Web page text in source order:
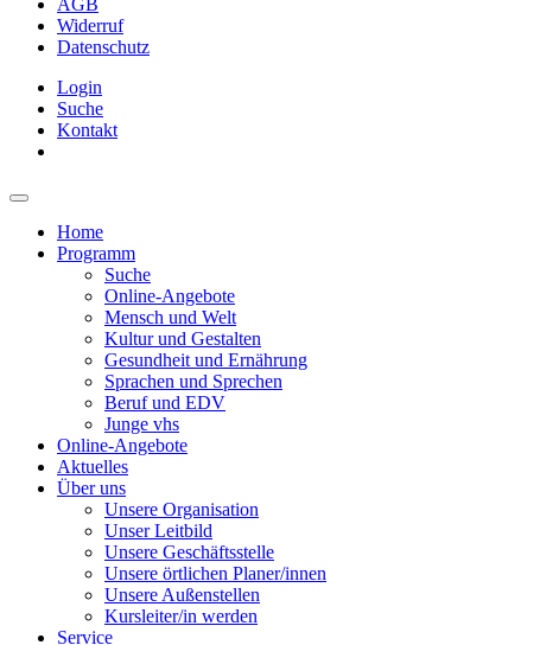
AGB
Widerruf
Datenschutz
Login
Suche
Kontakt
Home
Programm
Suche
Online-Angebote
Mensch und Welt
Kultur und Gestalten
Gesundheit und Ernährung
Sprachen und Sprechen
Beruf und EDV
Junge vhs
Online-Angebote
Aktuelles
Über uns
Unsere Organisation
Unser Leitbild
Unsere Geschäftsstelle
Unsere örtlichen Planer/innen
Unsere Außenstellen
Kursleiter/in werden
Service